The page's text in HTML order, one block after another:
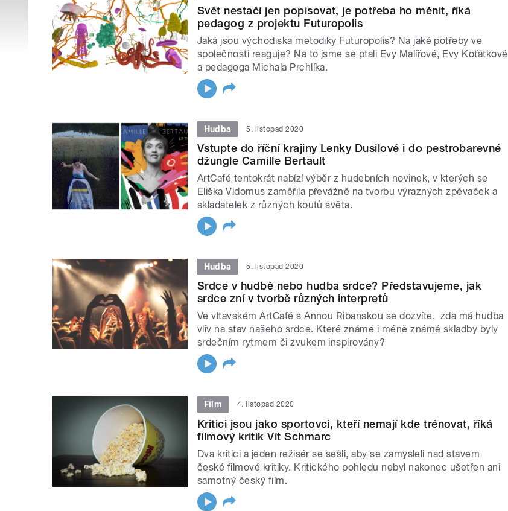
Svět nestačí jen popisovat, je potřeba ho měnit, říká
pedagog z projektu Futuropolis
Jaká jsou východiska metodiky Futuropolis? Na jaké potřeby ve
společnosti reaguje? Na to jsme se ptali Evy Malířové, Evy Koťátkové
a pedagoga Michala Prchlíka.
Hudba 5. listopad 2020
Vstupte do říční krajiny Lenky Dusilové i do pestrobarevné
džungle Camille Bertault
ArtCafé tentokrát nabízí výběr z hudebních novinek, v kterých se
Eliška Vidomus zaměřila převážně na tvorbu výrazných zpěvaček a
skladatelek z různých koutů světa.
Hudba 5. listopad 2020
Srdce v hudbě nebo hudba srdce? Představujeme, jak
srdce zní v tvorbě různých interpretů
Ve vltavském ArtCafé s Annou Ribanskou se dozvíte, zda má hudba
vliv na stav našeho srdce. Které známé i méně známé skladby byly
srdečním rytmem či zvukem inspirovány?
Film 4. listopad 2020
Kritici jsou jako sportovci, kteří nemají kde trénovat, říká
filmový kritik Vít Schmarc
Dva kritici a jeden režisér se sešli, aby se zamysleli nad stavem
české filmové kritiky. Kritického pohledu nebyl nakonec ušetřen ani
samotný český film.